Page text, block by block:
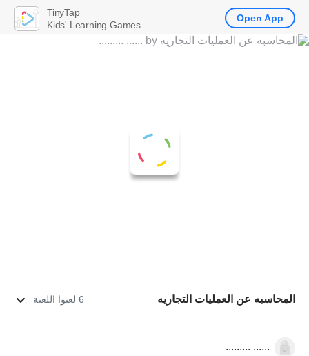
المحاسبه عن العمليات التجاريه 6 لعبوا اللعبة
أمور ثانوية...... .........
TinyTap
Kids' Learning Games
Open App